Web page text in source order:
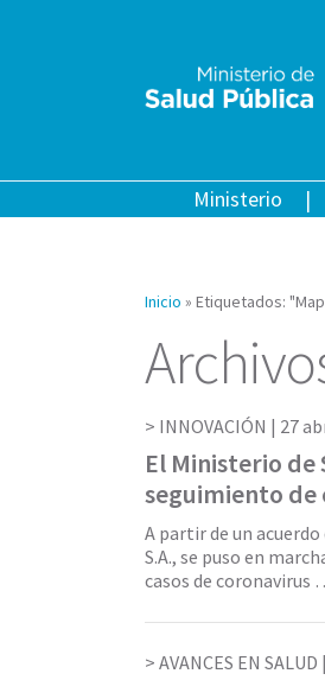
Ministerio
Inicio » Etiquetados:
INNOVACIÓN | 27
El Ministerio de
seguimiento de
A partir de un
S.A., se puso en
casos de coronavirus
AVANCES EN SALUD |